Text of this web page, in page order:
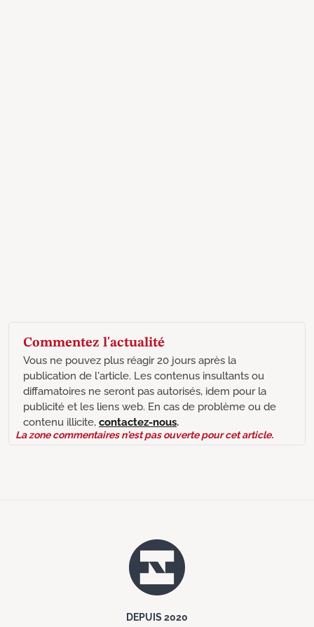
Commentez l'actualité
Vous ne pouvez plus réagir 20 jours après la
publication de l'article. Les contenus insultants ou
diffamatoires ne seront pas autorisés, idem pour la
publicité et les liens web. En cas de problème ou de
contenu illicite, contactez-nous.
La zone commentaires n'est pas ouverte pour cet article.
DEPUIS 2020